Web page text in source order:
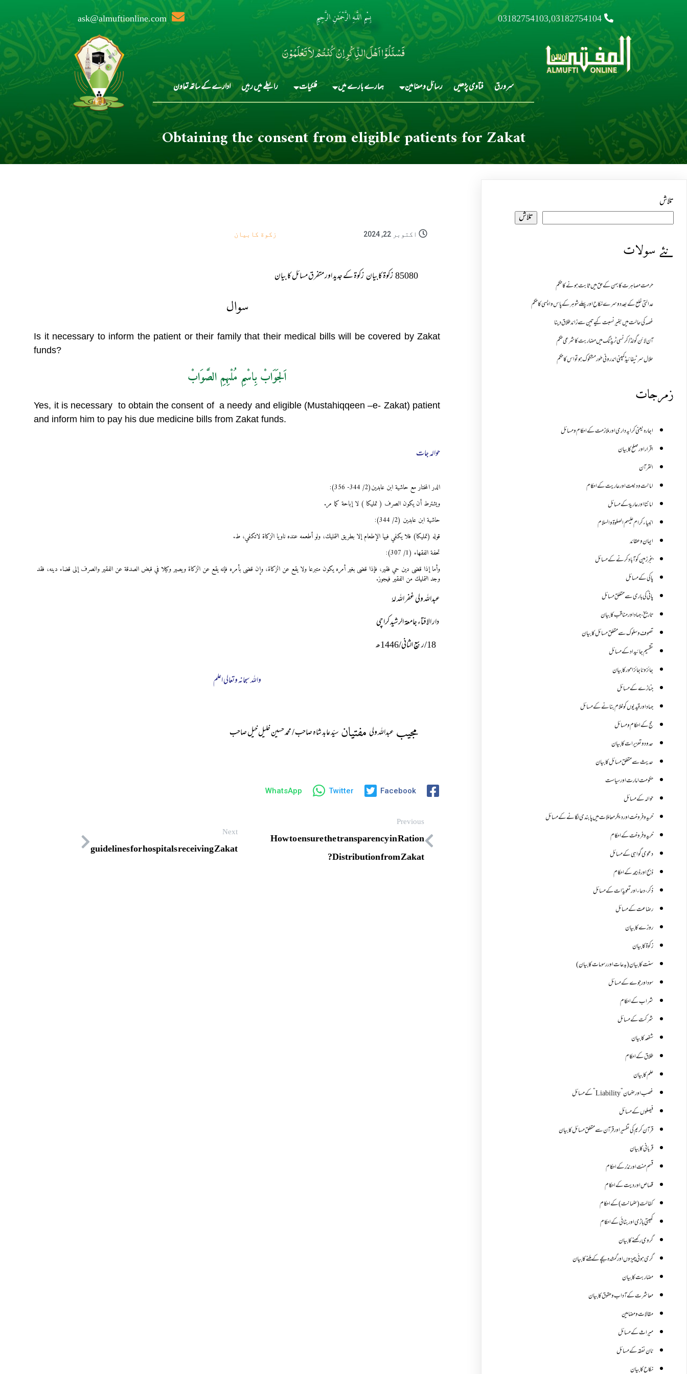
03182754103,03182754104 بِسْمِ اللَّـهِ الرَّحْمَـٰنِ الرَّحِيمِ ask@almuftionline.com
فَسْئَلُوْٓا اَہْلَ الذِّکْرِ اِنْ کُنْتُمْ لاَ تَعْلَمُوْنَ
سرورق فتاوی پڑھیں رسائل و مضامین ہمارے بارے میں فلکیات رابطے میں رہیں ادارے کے ساتھ تعاون
Obtaining the consent from eligible patients for Zakat
اکتوبر 22, 2024 زکوة کابیان
85080زکوة کابیانزکوة کے جدید اور متفرق مسائل کا بیان
سوال
Is it necessary to inform the patient or their family that their medical bills will be covered by Zakat
funds?
اَلجَوَابْ بِاسْمِ مُلْہِمِ الصَّوَابْ
Yes, it is necessary to obtain the consent of a needy and eligible (Mustahiqqeen –e- Zakat) patient
and inform him to pay his due medicine bills from Zakat funds.
حوالہ جات
الدر المختار مع حاشیة ابن عابدین(2/ 344- 356):
ويشترط أن يكون الصرف ( تمليكا ) لا إباحة كما مر.
حاشية ابن عابدين (2/ 344):
قوله (تمليكا) فلا يكفي فيها الإطعام إلا بطريق التمليك، ولو أطعمه عنده ناويا الزكاة لاتكفي، ط.
تحفة الفقهاء (1/ 307):
وأما إذا قضى دين حي فقير، فإذا قضى بغير أمره يكون متبرعا ولا يقع عن الزكاة، وإن قضى بأمره فإنه يقع عن الزكاة ويصير وكيلا في قبض الصدقة عن الفقير والصرف إلى قضاء دينه، فقد
وجد التمليك من الفقير فيجوز.
عبداللہ ولی غفر اللہ لہٗ
دار الافتاء جامعۃ الرشید کراچی
18/ربیع الثانی/1446ھ
واللہ سبحانہ وتعالی اعلم
مجیب عبداللہ ولی مفتیان سیّد عابد شاہ صاحب / محمد حسین خلیل خیل صاحب
Facebook
Twitter
WhatsApp
Previous
How to ensure the transparency in Ration
Distribution from Zakat?
Next
guidelines for hospitals receiving Zakat
تلاش
تلاش
نئے سولات
حرمت مصاہرت کا بہن کے حق میں ثابت ہونے کا حکم
عدالتی خلع کے بعد دوسرے نکاح اور پہلے شوہر کے پاس واپسی کا حکم
غصہ کی حالت میں بغیر نسبت کیے تین سے زائد طلاق دینا
آن لائن گولڈ /کرنسی ٹریڈنگ میں مضاربت کا شرعی حکم
حلال سرٹیفائیڈ کمپنی اندرونی طور مشکوک ہو تو اس کا حکم
زمرجات
اجارہ یعنی کرایہ داری اور ملازمت کے احکام و مسائل
اقرار اور صلح کا بیان
القرآن
امانت ودیعت اورعاریت کے احکام
امانتا اور عاریة کے مسائل
انبیاء کرام علیہم الصلوۃ والسلام
ایمان وعقائد
بنجر زمین کو آباد کرنے کے مسائل
پاکی کے مسائل
پانی کی باری سے متعلق مسائل
تاریخ،جہاد اور مناقب کا بیان
تصوف و سلوک سے متعلق مسائل کا بیان
تقسیم جائیداد کے مسائل
جائز و ناجائزامور کا بیان
جنازے کےمسائل
جہاد اور قیدیوں کو غلام بنانے کے مسائل
حج کے احکام ومسائل
حدود و تعزیرات کا بیان
حدیث سے متعلق مسائل کا بیان
حکومت امارت اور سیاست
حوالہ کے مسائل
خرید و فروخت اور دیگر معاملات میں پابندی لگانے کے مسائل
خرید و فروخت کے احکام
دعوی گواہی کے مسائل
ذبح اور ذبیحہ کے احکام
ذکر،دعاء اور تعویذات کے مسائل
رضاعت کے مسائل
روزے کا بیان
زکوة کابیان
سنت کا بیان (بدعات اور رسومات کا بیان)
سود اور جوے کے مسائل
شراب کے احکام
شرکت کے مسائل
شفعہ کا بیان
طلاق کے احکام
علم کا بیان
غصب اورضمان”Liability” کے مسائل
فیصلوں کے مسائل
قرآن کریم کی تفسیر اور قرآن سے متعلق مسائل کا بیان
قربانی کا بیان
قسم منت اور نذر کے احکام
قصاص اور دیت کے احکام
کفالت (ضمانت) کے احکام
کھیتی باڑی اور بٹائی کے احکام
گروی رکھنے کا بیان
گری ہوئی چیزوں اورگمشدہ بچے کے ملنے کا بیان
مضاربت کا بیان
معاشرت کے آداب و حقوق کا بیان
مقالات ومضامین
میراث کے مسائل
نان نفقہ کے مسائل
نکاح کا بیان